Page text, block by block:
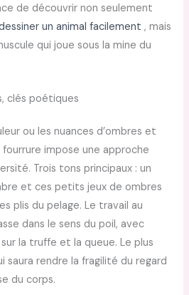
de découvrir non seulement
un animal facilement , mais
qui joue sous la mine du
clés poétiques
ou les nuances d’ombres et
impose une approche
Trois tons principaux : un
et ces petits jeux de ombres
plis du pelage. Le travail au
dans le sens du poil, avec
la truffe et la queue. Le plus
saura rendre la fragilité du regard
du corps.